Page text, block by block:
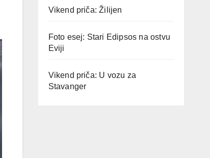
Vikend priča: Žilijen
Foto esej: Stari Edipsos na ostvu
Eviji
Vikend priča: U vozu za
Stavanger